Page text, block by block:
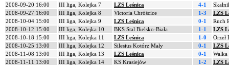
2008-09-20 16:00
III liga, Kolejka 7 LZS Leśnica 4-1
2008-09-27 16:00
III liga, Kolejka 8 Victoria Chróścice 1-3
LZS
2008-10-04 15:00
III liga, Kolejka 9 LZS Leśnica 0-1
Ruch
2008-10-12 15:00
III liga, Kolejka 10 BKS Stal Bielsko-Biała 1-1
LZS
2008-10-18 15:00
III liga, Kolejka 11 LZS Leśnica 1-0
Orzeł
2008-10-25 13:00
III liga, Kolejka 12 Silesius Kotórz Mały 0-1
LZS
2008-11-08 13:00
III liga, Kolejka 13 LZS Leśnica 0-1
2008-11-11 13:00
III liga, Kolejka 14 KS Krasiejów 1-2
LZS